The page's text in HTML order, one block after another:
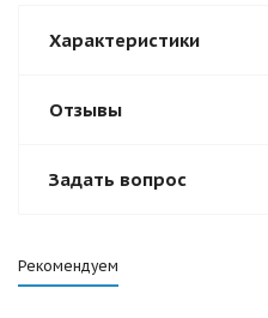
Характеристики
Отзывы
Задать вопрос
Рекомендуем